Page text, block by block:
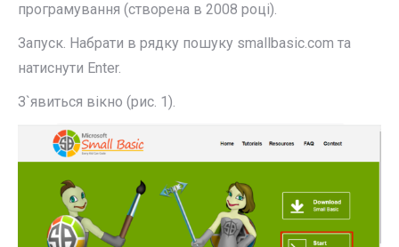
програмування (створена в 2008 році).
Запуск. Набрати в рядку пошуку smallbasic.com та
натиснути Enter.
З`явиться вікно (рис. 1).